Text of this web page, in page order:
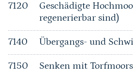
7120
Geschädigte
regenerierbar sind)
7140 Übergangs- und
7150 Senken mit